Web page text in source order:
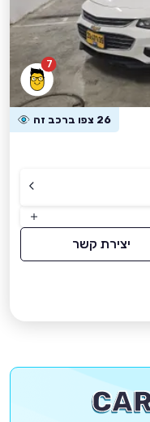
7
26 צפו ברכב זה
יצירת קשר